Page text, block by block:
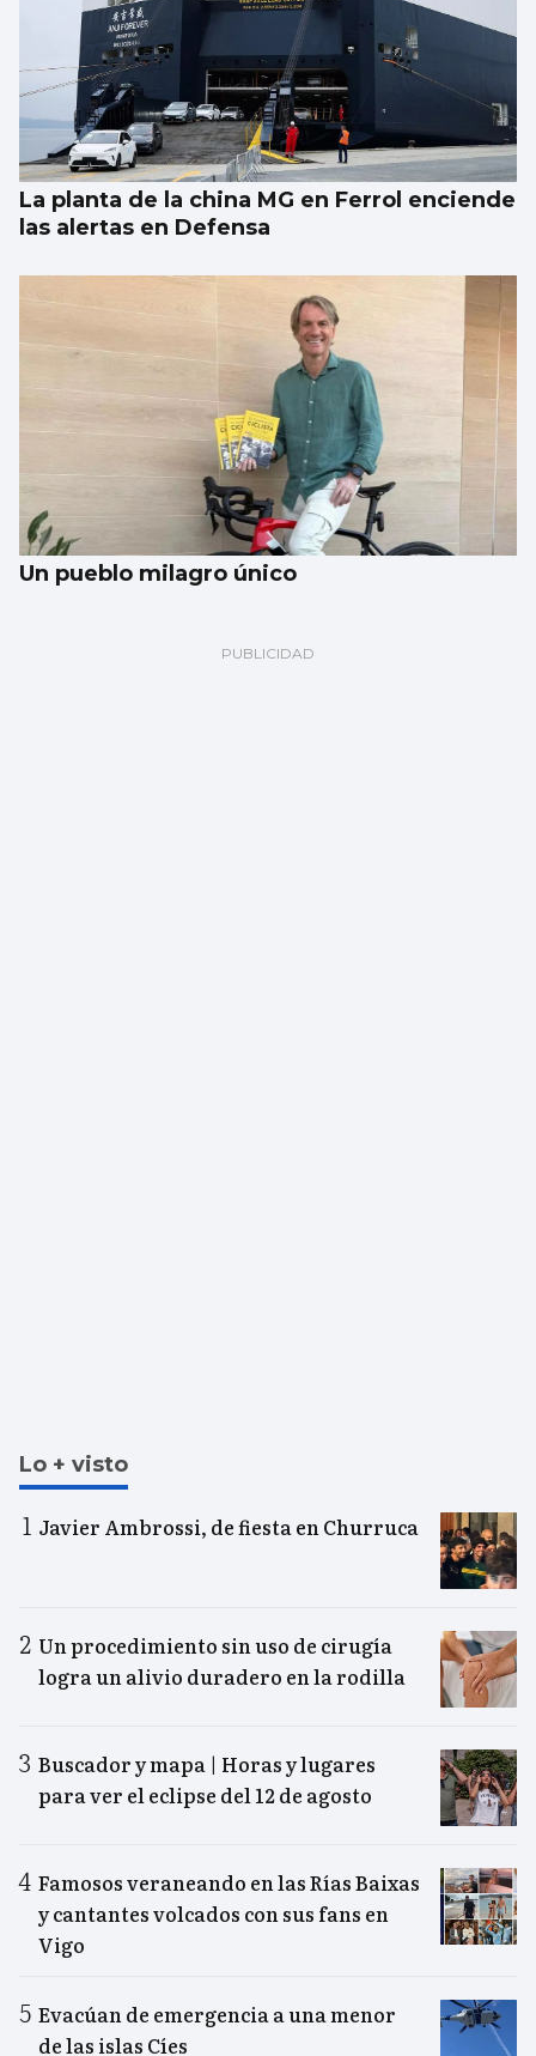
La planta de la china MG en Ferrol enciende
las alertas en Defensa
Un pueblo milagro único
Lo + visto
Javier Ambrossi, de fiesta en Churruca
Un procedimiento sin uso de cirugía
logra un alivio duradero en la rodilla
Buscador y mapa | Horas y lugares
para ver el eclipse del 12 de agosto
Famosos veraneando en las Rías Baixas
y cantantes volcados con sus fans en
Vigo
Evacúan de emergencia a una menor
de las islas Cíes